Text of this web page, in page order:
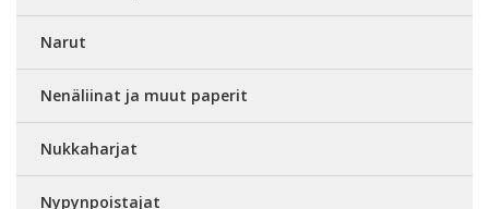
Narut
Nenäliinat ja muut paperit
Nukkaharjat
Nypynpoistajat